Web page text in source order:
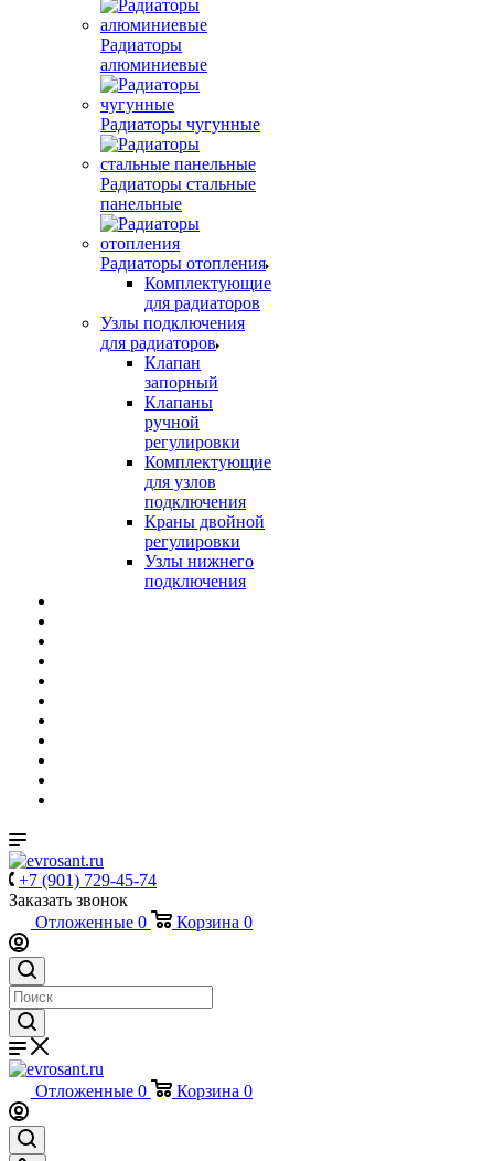
Радиаторы
алюминиевые
Радиаторы чугунные
Радиаторы стальные
панельные
Радиаторы отопления
Комплектующие
для радиаторов
Узлы подключения
для радиаторов
Клапан
запорный
Клапаны
ручной
регулировки
Комплектующие
для узлов
подключения
Краны двойной
регулировки
Узлы нижнего
подключения
+7 (901) 729-45-74
Заказать звонок
Отложенные 0 Корзина 0
Отложенные 0 Корзина 0